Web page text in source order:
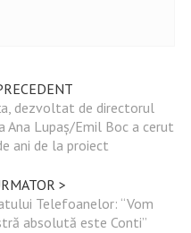
dezvoltat de directorul
Ana Lupaș/Emil Boc a cerut
ani de la proiect
>
Telefoanelor: “Vom
absolută este Conti”